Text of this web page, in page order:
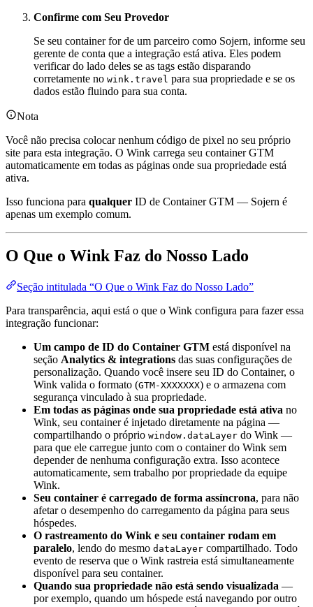
Confirme com Seu Provedor
Se seu container for de um parceiro como Sojern, informe seu
gerente de conta que a integração está ativa. Eles podem
verificar do lado deles se as tags estão disparando
corretamente no wink.travel para sua propriedade e se os
dados estão fluindo para sua conta.
Nota
Você não precisa colocar nenhum código de pixel no seu próprio
site para esta integração. O Wink carrega seu container GTM
automaticamente em todas as páginas onde sua propriedade está
ativa.
Isso funciona para qualquer ID de Container GTM — Sojern é
apenas um exemplo comum.
O Que o Wink Faz do Nosso Lado
Seção intitulada “O Que o Wink Faz do Nosso Lado”
Para transparência, aqui está o que o Wink configura para fazer essa
integração funcionar:
Um campo de ID do Container GTM está disponível na
seção Analytics & integrations das suas configurações de
personalização. Quando você insere seu ID do Container, o
Wink valida o formato (GTM-XXXXXXX) e o armazena com
segurança vinculado à sua propriedade.
Em todas as páginas onde sua propriedade está ativa no
Wink, seu container é injetado diretamente na página —
compartilhando o próprio window.dataLayer do Wink —
para que ele carregue junto com o container do Wink sem
depender de nenhuma configuração extra. Isso acontece
automaticamente, sem trabalho por propriedade da equipe
Wink.
Seu container é carregado de forma assíncrona, para não
afetar o desempenho do carregamento da página para seus
hóspedes.
O rastreamento do Wink e seu container rodam em
paralelo, lendo do mesmo dataLayer compartilhado. Todo
evento de reserva que o Wink rastreia está simultaneamente
disponível para seu container.
Quando sua propriedade não está sendo visualizada —
por exemplo, quando um hóspede está navegando por outro